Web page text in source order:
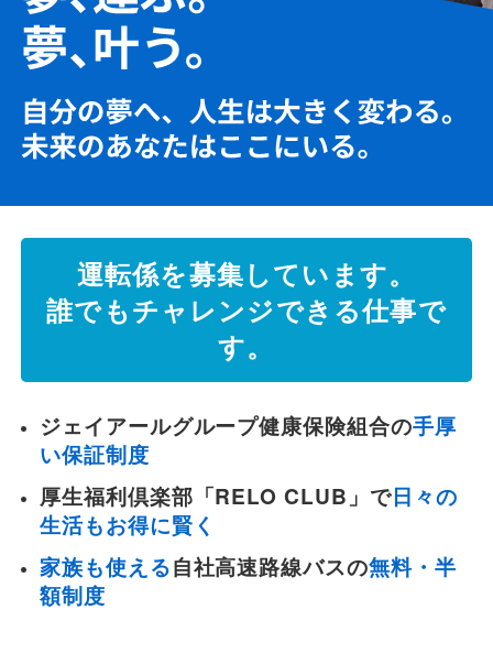
観光周遊バス
空港連絡バス
貸切バス
安全安心への取組み
よくあるご質問
遅延証明書
運転係を募集しています。
誰でもチャレンジできる仕事で
す。
ジェイアールグループ健康保険組合の手厚
い保証制度
厚生福利倶楽部「RELO CLUB」で日々の
生活もお得に賢く
家族も使える自社高速路線バスの無料・半
額制度